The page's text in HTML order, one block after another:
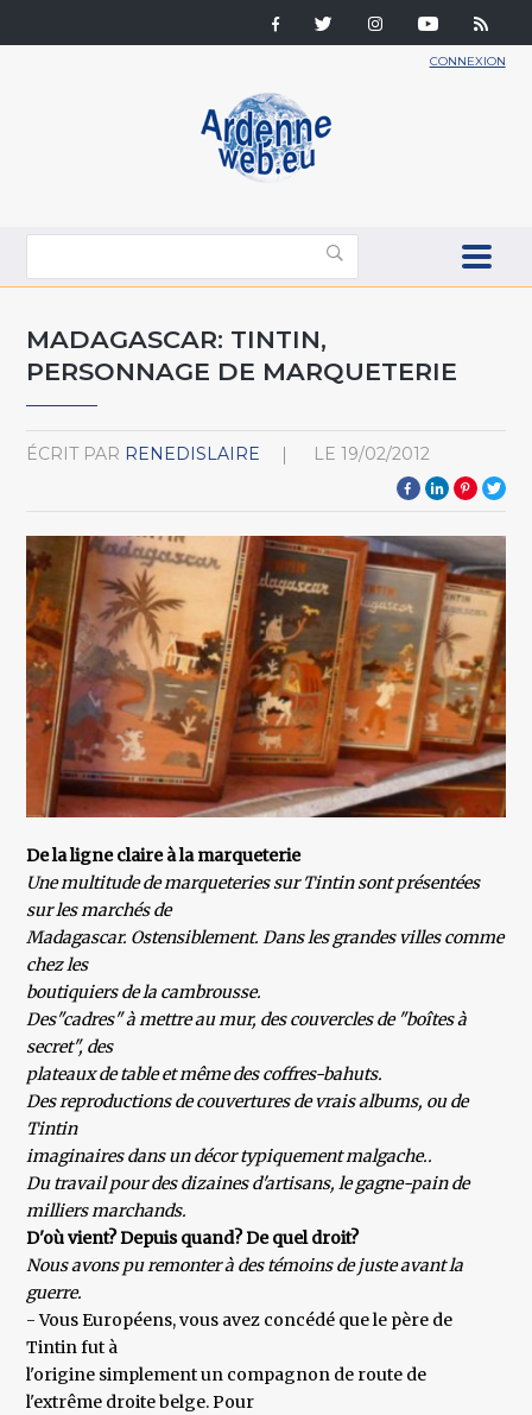
CONNEXION
MADAGASCAR: TINTIN,
PERSONNAGE DE MARQUETERIE
ÉCRIT PAR RENEDISLAIRE LE 19/02/2012
De la ligne claire à la marqueterie
Une multitude de marqueteries sur Tintin sont présentées
sur les marchés de
Madagascar. Ostensiblement. Dans les grandes villes comme
chez les
boutiquiers de la cambrousse.
Des"cadres" à mettre au mur, des couvercles de "boîtes à
secret", des
plateaux de table et même des coffres-bahuts.
Des reproductions de couvertures de vrais albums, ou de
Tintin
imaginaires dans un décor typiquement malgache..
Du travail pour des dizaines d'artisans, le gagne-pain de
milliers marchands.
D'où vient? Depuis quand? De quel droit?
Nous avons pu remonter à des témoins de juste avant la
guerre.
- Vous Européens, vous avez concédé que le père de
Tintin fut à
l'origine simplement un compagnon de route de
l'extrême droite belge. Pour